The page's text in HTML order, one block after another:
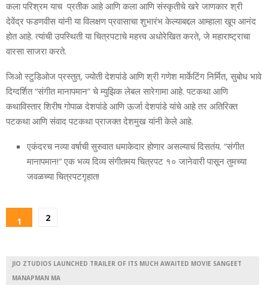
कला परिश्रम याच प्रतीक आहे आणि कला आणि संस्कृतीचे खरे जाणकार श्री
देवेंद्र फडणवीस यांनी या विलक्षण प्रवासाचा शुभारंभ केल्याबद्दल आम्हाला खूप आनंद
होत आहे. त्यांची उपस्थिती या चित्रपटाचे महत्त्व अधोरेखित करते, जे महाराष्ट्राचा
वारसा साजरा करते.
जिओ स्टुडिओज प्रस्तुत, ज्योती देशपांडे आणि श्री गणेश मार्केटिंग निर्मित, सुबोध भावे
दिग्दर्शित “संगीत मानापमान” चे म्युझिक लेबल सारेगामा आहे. पटकथा आणि
कथाविस्तार शिरीष गोपाळ देशपांडे आणि ऊर्जा देशपांडे यांचे आहे तर अतिरिक्त
पटकथा आणि संवाद पटकथा प्राजक्त देशमुख यांनी केले आहे.
एकंदरच नव्या वर्षाची सुरुवात धमाकेदार होणार असल्याचं दिसतंय. “संगीत
मानापमान!” एक भव्य दिव्य संगीतमय चित्रपट १० जानेवारी पासून तुमच्या
जवळच्या चित्रपटगृहात!
1 2
JIO ZTUDIOS LAUNCHED TRAILER OF ITS MUCH AWAITED MOVIE SANGEET
MANAPMAN MA